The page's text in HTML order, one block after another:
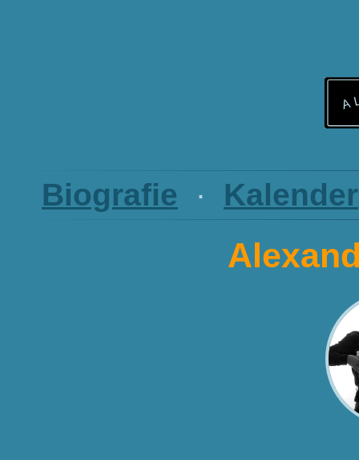
Biografie · Kalender